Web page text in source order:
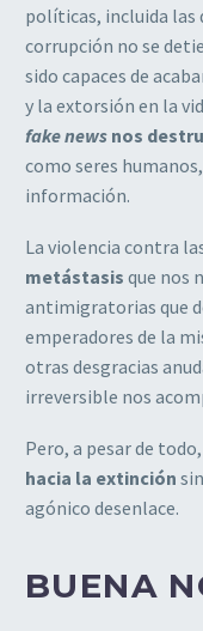
políticas, incluida las
corrupción no se
sido capaces de
y la extorsión en la
fake news nos
como seres
información.
La violencia contra
metástasis que nos
antimigratorias que
emperadores de la
otras desgracias
irreversible nos
Pero, a pesar de
hacia la extinción
agónico desenlace.
BUENA